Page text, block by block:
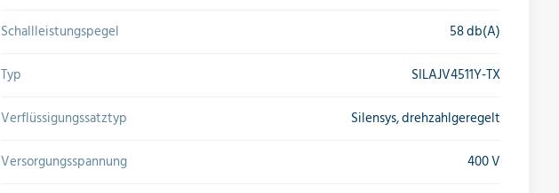
Schallleistungspegel
58 db(A)
Typ
SILAJV4511Y-TX
Verflüssigungssatztyp
Silensys, drehzahlgeregelt
Versorgungsspannung
400 V